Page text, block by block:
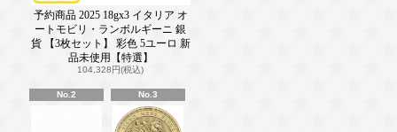
予約商品 2025 18gx3 イタリア オ
ートモビリ・ランボルギーニ 銀
貨 【3枚セット】 彩色 5ユーロ 新
品未使用【特選】
104,328円(税込)
No.2 No.3